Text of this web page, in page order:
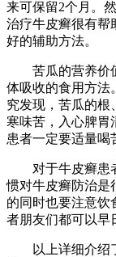
来可保留2个月。
治疗牛皮癣很有帮
好的辅助方法。
苦瓜的营养价值
体吸收的食用方法
究发现，苦瓜的根
寒味苦，入心脾胃
患者一定要适量喝
对于牛皮癣患者
惯对牛皮癣防治是
的同时也要注意饮
者朋友们都可以早
以上详细介绍了